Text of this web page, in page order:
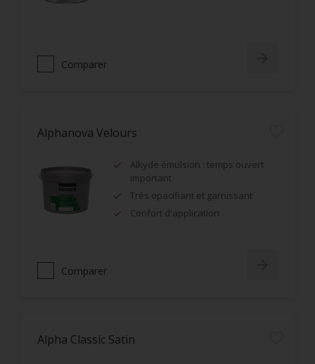
Comparer
Alphanova Velours
Alkyde émulsion : temps ouvert
important
Très opacifiant et garnissant
Confort d'application
Comparer
Alpha Classic Satin